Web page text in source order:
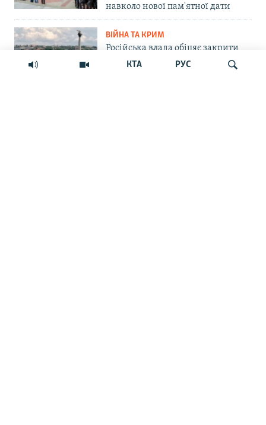
КТА РУС
навколо нової пам'ятної дати
ВІЙНА ТА КРИМ
Російська влада обіцяє закрити
морський шлях українським
БпЛА до Севастополя. Чи реально